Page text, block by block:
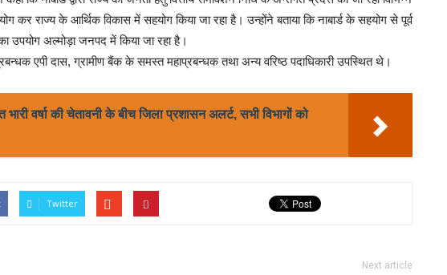
कर राज्य के आर्थिक विकास में सहयोग किया जा रहा है। उन्होंने बताया कि नाबार्ड के सहयोग से पूर्व
का उपयोग अल्मोड़ा जनपद में किया जा रहा है।
एपी दास, ग्रामीण बैंक के समस्त महाप्रबन्धक तथा अन्य वरिष्ठ पदाधिकारी उपस्थित थे।
भारी वर्षा की चेतावनी के बीच जिला प्रशासन अलर्ट, सभी विभागों को
Twitter
Next article